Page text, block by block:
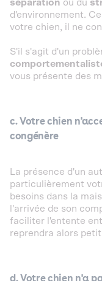
séparation ou du
d'environnement.
votre chien, il ne
S'il s'agit d'un
vous présente des
c. Votre chien
congénère
La présence d'un
particulièrement
besoins dans la
l'arrivée de son
faciliter l'entente
reprendra alors
d. Votre chien n'a